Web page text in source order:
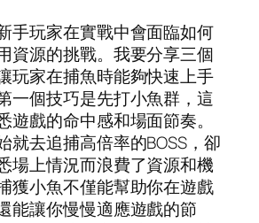
手玩家在實戰中會面臨如何
資源的挑戰。我要分享三個
玩家在捕魚時能夠快速上手
一個技巧是先打小魚群，這
遊戲的命中感和場面節奏。
就去追捕高倍率的BOSS，卻
場上情況而浪費了資源和機
獲小魚不僅能幫助你在遊戲
能讓你慢慢適應遊戲的節